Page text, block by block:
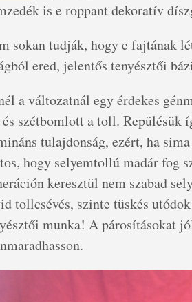
is e roppant dekoratív
sokan tudják, hogy e fajtának
ered, jelentős tenyésztői
a változatnál egy érdekes
és szétbomlott a toll. Repülésük
tulajdonság, ezért, ha
hogy selyemtollú madár fog
keresztül nem szabad
tollcsévés, szinte tüskés
munka! A párosításokat